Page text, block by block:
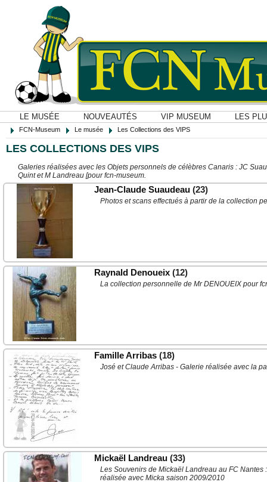
LE MUSÉE NOUVEAUTÉS VIP MUSEUM LES
FCN-Museum Le musée Les Collections des VIPS
LES COLLECTIONS DES VIPS
Galeries réalisées avec les Objets personnels de célèbres Canaris : JC
Quint et M Landreau [pour fcn-museum.
Jean-Claude Suaudeau (23)
Photos et scans effectués à partir de la collection
Raynald Denoueix (12)
La collection personnelle de Mr DENOUEIX pour
Famille Arribas (18)
José et Claude Arribas - Galerie réalisée avec la
Mickaël Landreau (33)
Les Souvenirs de Mickaël Landreau au FC
réalisée avec Micka saison 2009/2010